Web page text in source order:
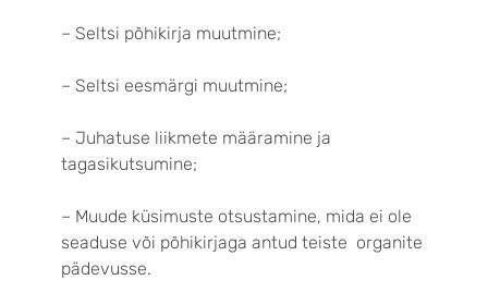
– Seltsi põhikirja muutmine;
– Seltsi eesmärgi muutmine;
– Juhatuse liikmete määramine ja
tagasikutsumine;
– Muude küsimuste otsustamine, mida ei ole
seaduse või põhikirjaga antud teiste organite
pädevusse.